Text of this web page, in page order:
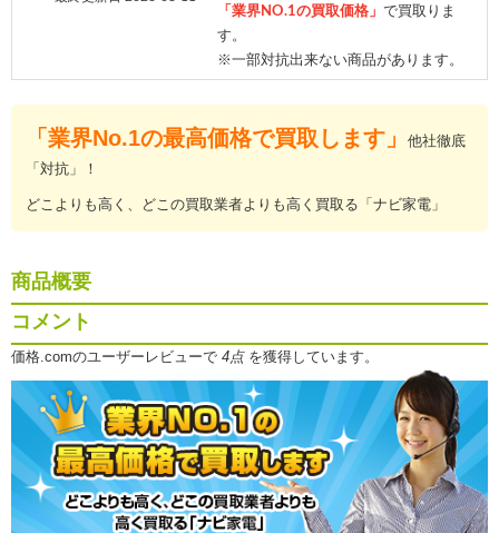
「業界NO.1の買取価格」 で買取りま
す。
※一部対抗出来ない商品があります。
「業界No.1の最高価格で買取します」
他社徹底
「対抗」！
どこよりも高く、どこの買取業者よりも高く買取る「ナビ家電」
商品概要
コメント
価格.comのユーザーレビューで 4点を獲得しています。